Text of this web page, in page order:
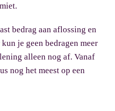
bedrag aan aflossing en
je geen bedragen meer
alleen nog af. Vanaf
nog het meest op een